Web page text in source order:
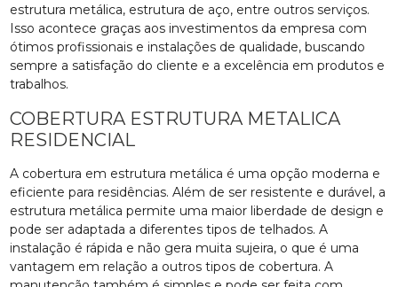
estrutura metálica, estrutura de aço, entre outros serviços.
Isso acontece graças aos investimentos da empresa com
ótimos profissionais e instalações de qualidade, buscando
sempre a satisfação do cliente e a excelência em produtos e
trabalhos.
COBERTURA ESTRUTURA METALICA
RESIDENCIAL
A cobertura em estrutura metálica é uma opção moderna e
eficiente para residências. Além de ser resistente e durável, a
estrutura metálica permite uma maior liberdade de design e
pode ser adaptada a diferentes tipos de telhados. A
instalação é rápida e não gera muita sujeira, o que é uma
vantagem em relação a outros tipos de cobertura. A